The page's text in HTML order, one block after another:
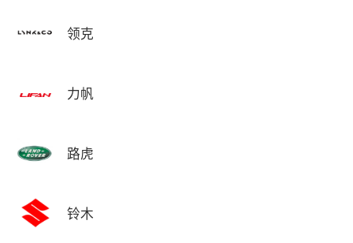
领克
力帆
路虎
铃木